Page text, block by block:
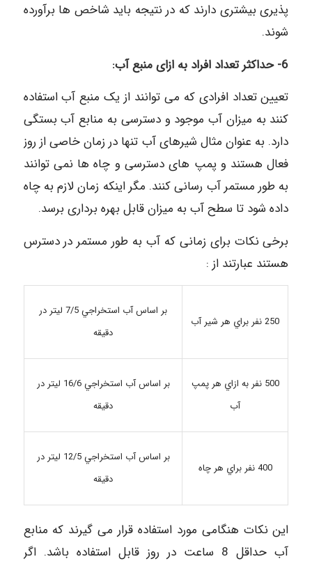
پذیری بیشتری دارند که در نتیجه باید شاخص ها برآورده
شوند.
6- حداکثر تعداد افراد به ازای منبع آب:
تعیین تعداد افرادی که می توانند از یک منبع آب استفاده
کنند به میزان آب موجود و دسترسی به منابع آب بستگی
دارد. به عنوان مثال شیرهای آب تنها در زمان خاصی از روز
فعال هستند و پمپ های دسترسی و چاه ها نمی توانند
به طور مستمر آب رسانی کنند. مگر اینکه زمان لازم به چاه
داده شود تا سطح آب به میزان قابل بهره برداری برسد.
برخی نکات برای زمانی که آب به طور مستمر در دسترس
هستند عبارتند از :
250 نفر براي هر شير آب
بر اساس آب استخراجي 7/5 ليتر در
دقيقه
500 نفر به ازاي هر پمپ
آب
بر اساس آب استخراجي 16/6 ليتر در
دقيقه
400 نفر براي هر چاه
بر اساس آب استخراجي 12/5 ليتر در
دقيقه
این نکات هنگامی مورد استفاده قرار می گیرند که منابع
آب حداقل 8 ساعت در روز قابل استفاده باشد. اگر